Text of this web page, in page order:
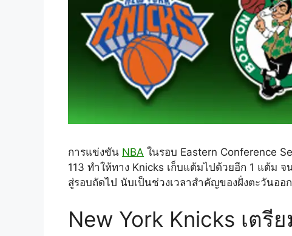
การแข่งขัน NBA ในรอบ Eastern Conference
113 ทำให้ทาง Knicks เก็บแต้มไปด้วยอีก 1 แต้ม
สู่รอบถัดไป นับเป็นช่วงเวลาสำคัญของฝั่งตะวันออ
New York Knicks เต